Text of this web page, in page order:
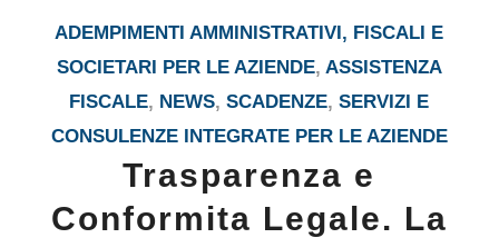
ADEMPIMENTI AMMINISTRATIVI, FISCALI E
SOCIETARI PER LE AZIENDE, ASSISTENZA
FISCALE, NEWS,SCADENZE,SERVIZI E
CONSULENZE INTEGRATE PER LE AZIENDE
Trasparenza e
Conformita Legale. La